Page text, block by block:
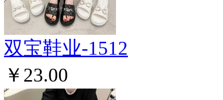
双宝鞋业-1512
￥23.00